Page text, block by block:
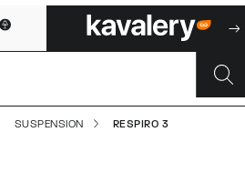
3 |
de la page
SUSPENSION RESPIRO 3